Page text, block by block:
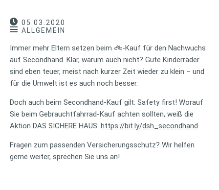
05.03.2020
ALLGEMEIN
Immer mehr Eltern setzen beim 🚲-Kauf für den Nachwuchs
auf Secondhand. Klar, warum auch nicht? Gute Kinderräder
sind eben teuer, meist nach kurzer Zeit wieder zu klein – und
für die Umwelt ist es auch noch besser.
Doch auch beim Secondhand-Kauf gilt: Safety first! Worauf
Sie beim Gebrauchtfahrrad-Kauf achten sollten, weiß die
Aktion DAS SICHERE HAUS: https://bit.ly/dsh_secondhand
Fragen zum passenden Versicherungsschutz? Wir helfen
gerne weiter, sprechen Sie uns an!